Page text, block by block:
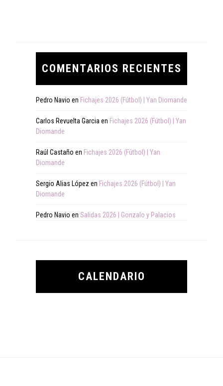
COMENTARIOS RECIENTES
Pedro Navio en Fichajes 2026 (Fútbol) | Yan Diomande
Carlos Revuelta Garcia en Fichajes 2026 (Fútbol) | Yan
Diomande
Raúl Castaño en Fichajes 2026 (Fútbol) | Yan
Diomande
Sergio Alias López en Fichajes 2026 (Fútbol) | Yan
Diomande
Pedro Navio en Salidas 2026 | Gonzalo y Palacios
CALENDARIO